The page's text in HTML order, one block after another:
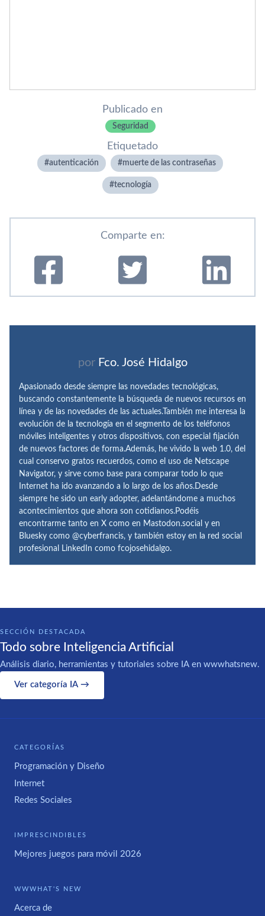
Publicado en
Seguridad
Etiquetado
autenticación muerte de las contraseñas
tecnologí­a
Comparte en:
por Fco. José Hidalgo
Apasionado desde siempre las novedades tecnológicas,
buscando constantemente la búsqueda de nuevos recursos en
línea y de las novedades de las actuales.También me interesa la
evolución de la tecnología en el segmento de los teléfonos
móviles inteligentes y otros dispositivos, con especial fijación
de nuevos factores de forma.Además, he vivido la web 1.0, del
cual conservo gratos recuerdos, como el uso de Netscape
Navigator, y sirve como base para comparar todo lo que
Internet ha ido avanzando a lo largo de los años.Desde
siempre he sido un early adopter, adelantándome a muchos
acontecimientos que ahora son cotidianos.Podéis
encontrarme tanto en X como en Mastodon.social y en
Bluesky como @cyberfrancis, y también estoy en la red social
profesional LinkedIn como fcojosehidalgo.
SECCIÓN DESTACADA
Todo sobre Inteligencia Artificial
Análisis diario, herramientas y tutoriales sobre IA en wwwhatsnew.
Ver categoría IA →
CATEGORÍAS
Programación y Diseño
Internet
Redes Sociales
IMPRESCINDIBLES
Mejores juegos para móvil 2026
WWWHAT'S NEW
Acerca de